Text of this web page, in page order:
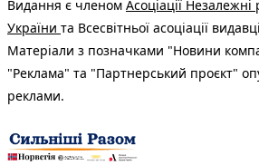
Видання є членом Асоціації Незалежні
України та Всесвітньої асоціації
Матеріали з позначками "Новини
"Реклама" та "Партнерський проєкт"
реклами.